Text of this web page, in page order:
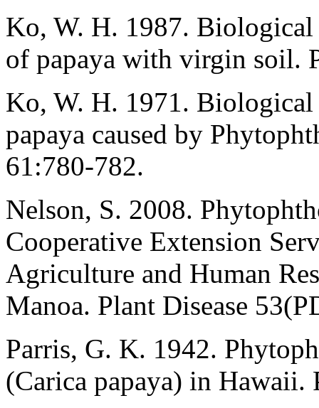
Ko, W. H. 1987.
of papaya with virgin soil.
Ko, W. H. 1971.
papaya caused by
61:780-782.
Nelson, S. 2008.
Cooperative Extension
Agriculture and Human
Manoa. Plant Disease
Parris, G. K. 1942.
(Carica papaya) in